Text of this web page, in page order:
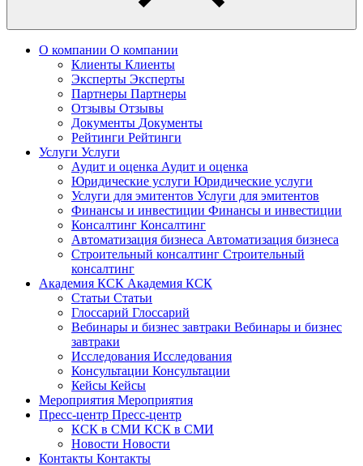
О компании О компании
Клиенты Клиенты
Эксперты Эксперты
Партнеры Партнеры
Отзывы Отзывы
Документы Документы
Рейтинги Рейтинги
Услуги Услуги
Аудит и оценка Аудит и оценка
Юридические услуги Юридические услуги
Услуги для эмитентов Услуги для эмитентов
Финансы и инвестиции Финансы и инвестиции
Консалтинг Консалтинг
Автоматизация бизнеса Автоматизация бизнеса
Строительный консалтинг Строительный
консалтинг
Академия КСК Академия КСК
Статьи Статьи
Глоссарий Глоссарий
Вебинары и бизнес завтраки Вебинары и бизнес
завтраки
Исследования Исследования
Консультации Консультации
Кейсы Кейсы
Мероприятия Мероприятия
Пресс-центр Пресс-центр
КСК в СМИ КСК в СМИ
Новости Новости
Контакты Контакты